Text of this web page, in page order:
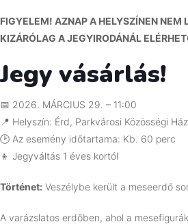
FIGYELEM! AZNAP A HELYSZÍNEN NEM
KIZÁRÓLAG A JEGYIRODÁNÁL
Jegy vásárlás!
📅 2026. MÁRCIUS 29. – 11:00
📍 Helyszín: Érd, Parkvárosi Közösségi
🕑 Az esemény időtartama: Kb. 60 perc
👦 Jegyváltás 1 éves kortól
Történet: Veszélybe került a meseerdő
A varázslatos erdőben, ahol a